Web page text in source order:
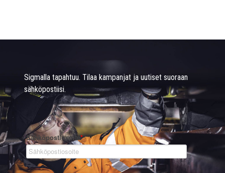
Sigmalla tapahtuu. Tilaa kampanjat ja uutiset suoraan
sähköpostiisi.